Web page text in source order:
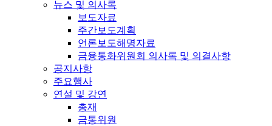
뉴스 및 의사록
보도자료
주간보도계획
언론보도해명자료
금융통화위원회 의사록 및 의결사항
공지사항
주요행사
연설 및 강연
총재
금통위원